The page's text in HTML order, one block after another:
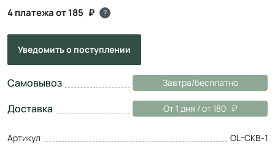
4 платежа от 185 ?
Уведомитьо поступлении
Самовывоз Завтра/бесплатно
Доставка От 1 дня / от 180
Артикул
OL-CKB-1